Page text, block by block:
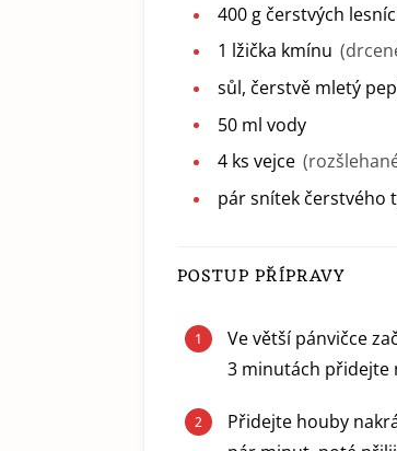
400 g čerstvých
1 lžička kmínu
sůl, čerstvě mletý
50 ml vody
4 ks vejce
pársnítek čerstvého
POSTUP PŘÍPRAVY
Ve větší pánvičce
3 minutách přidejte
Přidejte houby